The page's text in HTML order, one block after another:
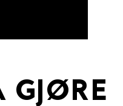
GJØRE